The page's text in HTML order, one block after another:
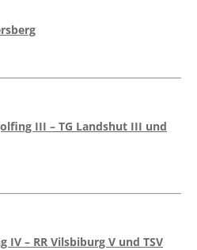
III – TG Landshut III und
IV – RR Vilsbiburg V und TSV